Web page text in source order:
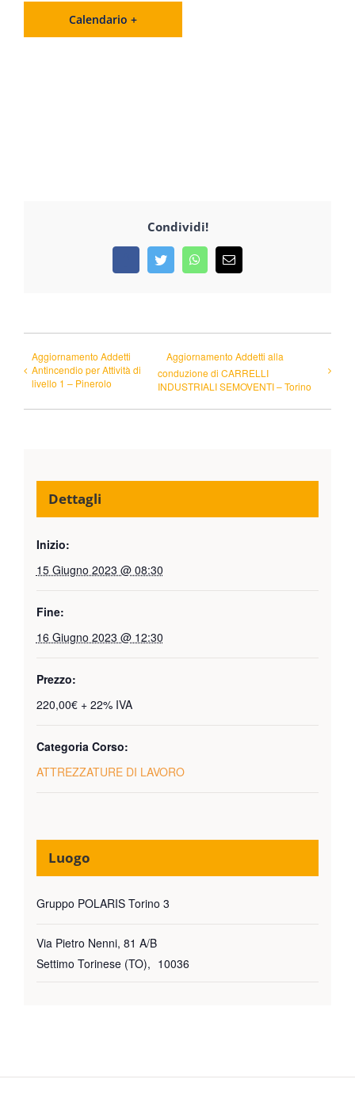
Calendario +
Condividi!
FacebookTwitterWhatsApp
Email
Aggiornamento Addetti
Antincendio per Attività di
livello 1 – Pinerolo
Aggiornamento Addetti alla
conduzione di CARRELLI
INDUSTRIALI SEMOVENTI – Torino
Dettagli
Inizio:
15 Giugno 2023 @ 08:30
Fine:
16 Giugno 2023 @ 12:30
Prezzo:
220,00€ + 22% IVA
Categoria Corso:
ATTREZZATURE DI LAVORO
Luogo
Gruppo POLARIS Torino 3
Via Pietro Nenni, 81 A/B
Settimo Torinese (TO), 10036